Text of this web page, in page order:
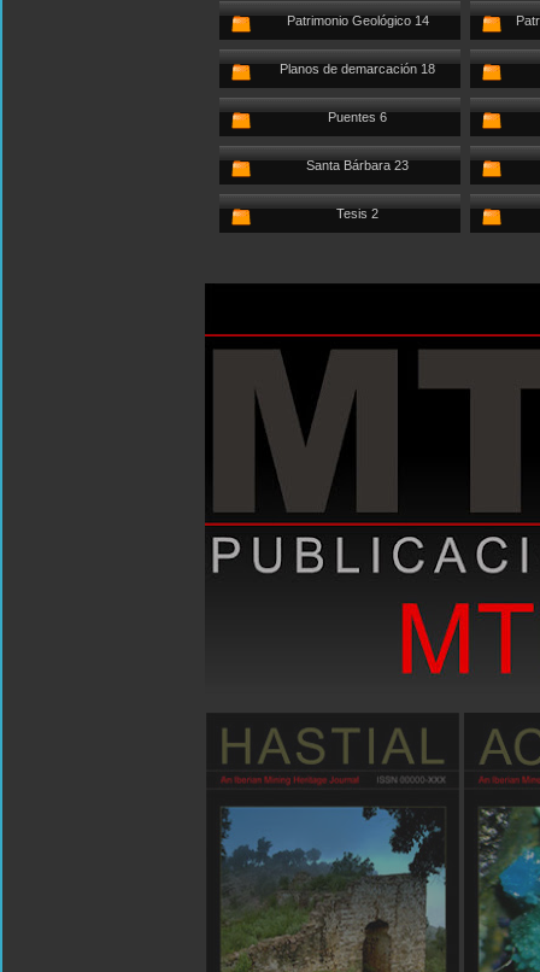
Patrimonio Geológico 14
Planos de demarcación 18
Puentes 6
Santa Bárbara 23
Tesis 2